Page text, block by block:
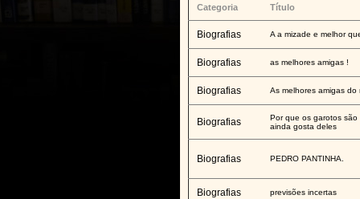
Categoria Título
Biografias A a mizade e melhor
Biografias as melhores amigas !
Biografias As melhores amigas do
Biografias
Por que os garotos
ainda gosta deles
Biografias PEDRO PANTINHA.
Biografias previsões incertas